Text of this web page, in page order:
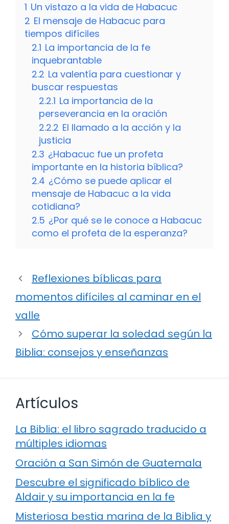
1 Un vistazo a la vida de Habacuc
2 El mensaje de Habacuc para
tiempos difíciles
2.1 La importancia de la fe
inquebrantable
2.2 La valentía para cuestionar y
buscar respuestas
2.2.1 La importancia de la
perseverancia en la oración
2.2.2 El llamado a la acción y la
justicia
2.3 ¿Habacuc fue un profeta
importante en la historia bíblica?
2.4 ¿Cómo se puede aplicar el
mensaje de Habacuc a la vida
cotidiana?
2.5 ¿Por qué se le conoce a Habacuc
como el profeta de la esperanza?
Reflexiones bíblicas para
momentos difíciles al caminar en el
valle
Cómo superar la soledad según la
Biblia: consejos y enseñanzas
Artículos
La Biblia: el libro sagrado traducido a
múltiples idiomas
Oración a San Simón de Guatemala
Descubre el significado bíblico de
Aldair y su importancia en la fe
Misteriosa bestia marina de la Biblia y